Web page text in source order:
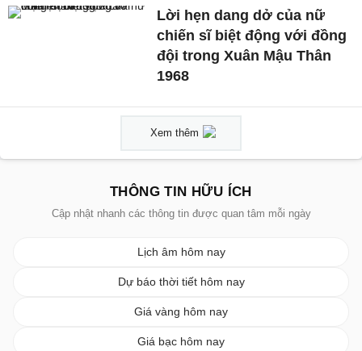
Lời hẹn dang dở của nữ
chiến sĩ biệt động với đồng
đội trong Xuân Mậu Thân
1968
Xem thêm
THÔNG TIN HỮU ÍCH
Cập nhật nhanh các thông tin được quan tâm mỗi ngày
Lịch âm hôm nay
Dự báo thời tiết hôm nay
Giá vàng hôm nay
Giá bạc hôm nay